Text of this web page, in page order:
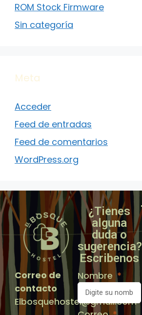
ROM Stock Firmware
Sin categoría
Meta
Acceder
Feed de entradas
Feed de comentarios
WordPress.org
Correo de
contacto
Elbosquehostel@gmail.com
¿Tienes
alguna
duda o
sugerencia?
Escribenos
Nombre